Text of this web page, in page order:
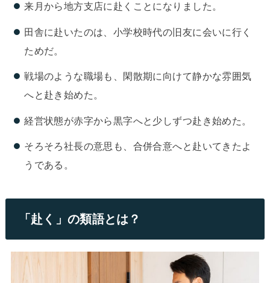
来月から地方支店に赴くことになりました。
田舎に赴いたのは、小学校時代の旧友に会いに行く
ためだ。
戦場のような職場も、閑散期に向けて静かな雰囲気
へと赴き始めた。
経営状態が赤字から黒字へと少しずつ赴き始めた。
そろそろ社長の意思も、合併合意へと赴いてきたよ
うである。
「赴く」の類語とは？